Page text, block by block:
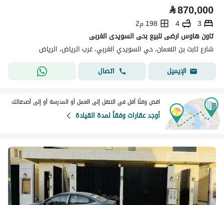
⃁870,000
3
4
198 م2
تاون هاوس ارضى للبيع بحى السويدى الغربى
شارع ثابت بن النعمان، حي السويدي الغربي، غرب الرياض، الرياض
الإيميل
اتصال
اقض وقتًا أقل في التنقل إلى العمل أو المدرسة أو إلى أصدقائك
أوجد عقارات وفقاً لمدة القيادة